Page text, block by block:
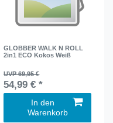
GLOBBER WALK N ROLL
2in1 ECO Kokos Weiß
UVP 69,95 €
54,99 € *
In den
Warenkorb